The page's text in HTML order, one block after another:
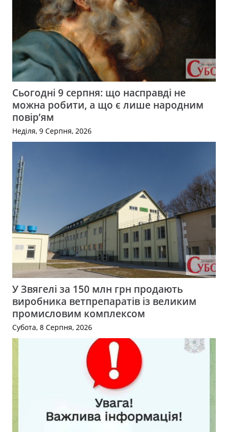
Сьогодні 9 серпня: що насправді не
можна робити, а що є лише народним
повір’ям
Неділя, 9 Серпня, 2026
У Звягелі за 150 млн грн продають
виробника ветпрепаратів із великим
промисловим комплексом
Субота, 8 Серпня, 2026